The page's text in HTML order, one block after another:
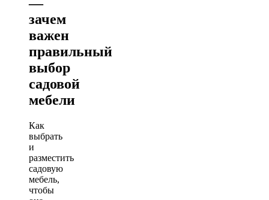
зачем
важен
правильный
выбор
садовой
мебели
Как
выбрать
и
разместить
садовую
мебель,
чтобы